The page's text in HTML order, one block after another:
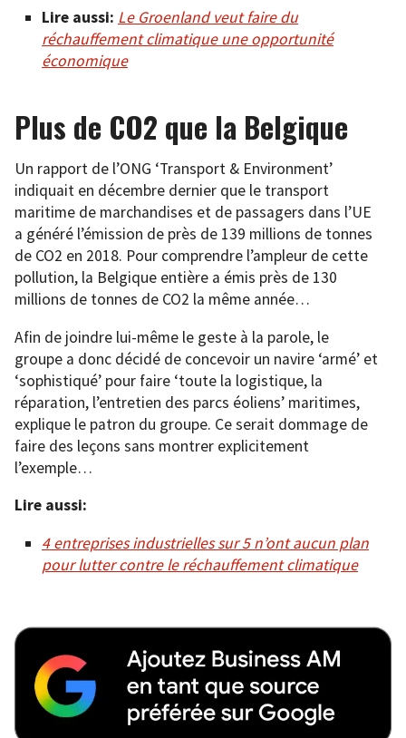
Lire aussi: Le Groenland veut faire du
réchauffement climatique une opportunité
économique
Plus de CO2 que la Belgique
Un rapport de l’ONG ‘Transport & Environment’
indiquait en décembre dernier que le transport
maritime de marchandises et de passagers dans l’UE
a généré l’émission de près de 139 millions de tonnes
de CO2 en 2018. Pour comprendre l’ampleur de cette
pollution, la Belgique entière a émis près de 130
millions de tonnes de CO2 la même année…
Afin de joindre lui-même le geste à la parole, le
groupe a donc décidé de concevoir un navire ‘armé’ et
‘sophistiqué’ pour faire ‘toute la logistique, la
réparation, l’entretien des parcs éoliens’ maritimes,
explique le patron du groupe. Ce serait dommage de
faire des leçons sans montrer explicitement
l’exemple…
Lire aussi:
4 entreprises industrielles sur 5 n’ont aucun plan
pour lutter contre le réchauffement climatique